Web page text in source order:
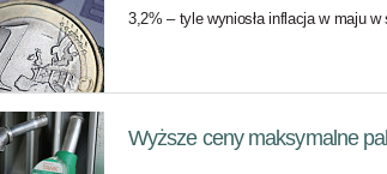
3,2% – tyle wyniosła inflacja w maju w
Wyższe ceny maksymalne